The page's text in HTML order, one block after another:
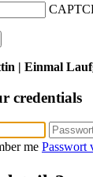
| Einmal
credentials
me Passwort